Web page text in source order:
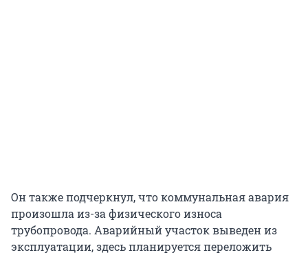
Он также подчеркнул, что коммунальная авария
произошла из-за физического износа
трубопровода. Аварийный участок выведен из
эксплуатации, здесь планируется переложить